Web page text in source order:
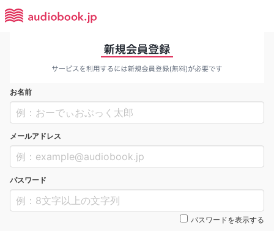
お名前
メールアドレス
パスワード
パスワードを表示する